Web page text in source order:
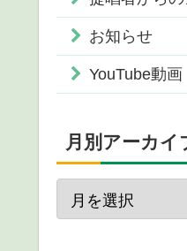
お知らせ
YouTube動画
月別アーカイ